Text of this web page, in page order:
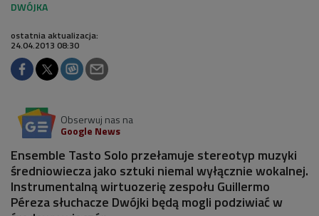
ostatnia aktualizacja:
24.04.2013 08:30
Obserwuj nas na
Google News
Ensemble Tasto Solo przełamuje stereotyp muzyki
średniowiecza jako sztuki niemal wyłącznie wokalnej.
Instrumentalną wirtuozerię zespołu Guillermo
Péreza słuchacze Dwójki będą mogli podziwiać w